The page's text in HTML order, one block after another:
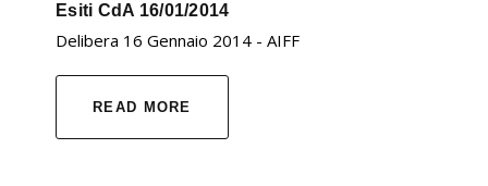
Esiti CdA 16/01/2014
Delibera 16 Gennaio 2014 - AIFF
READ MORE